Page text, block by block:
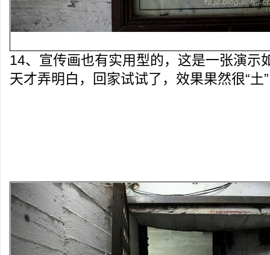
14、宣传画也有实用型的，这是一张演示
天才弄明白，回家试试了，效果果然很“土”